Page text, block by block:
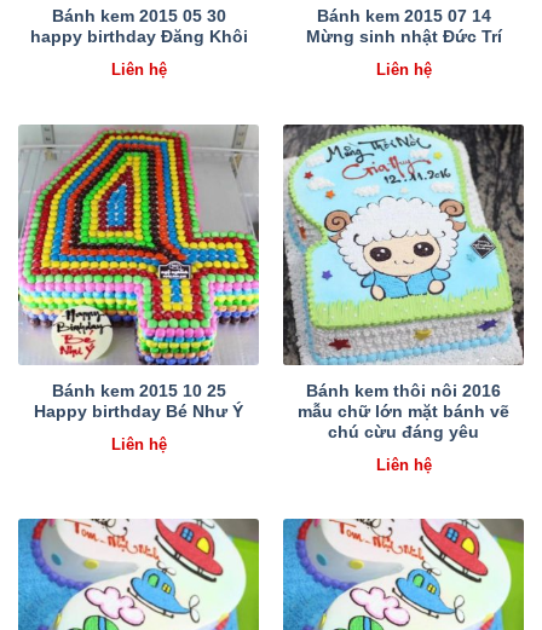
Bánh kem 2015 05 30
happy birthday Đăng Khôi
Liên hệ
Bánh kem 2015 07 14
Mừng sinh nhật Đức Trí
Liên hệ
Bánh kem 2015 10 25
Happy birthday Bé Như Ý
Liên hệ
Bánh kem thôi nôi 2016
mẫu chữ lớn mặt bánh vẽ
chú cừu đáng yêu
Liên hệ